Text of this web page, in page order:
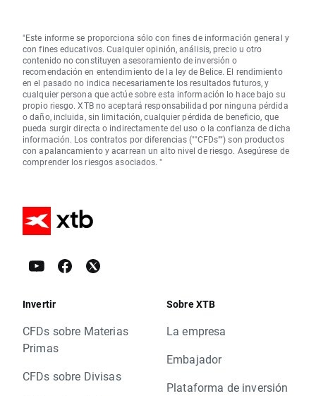
"Este informe se proporciona sólo con fines de información general y
con fines educativos. Cualquier opinión, análisis, precio u otro
contenido no constituyen asesoramiento de inversión o
recomendación en entendimiento de la ley de Belice. El rendimiento
en el pasado no indica necesariamente los resultados futuros, y
cualquier persona que actúe sobre esta información lo hace bajo su
propio riesgo. XTB no aceptará responsabilidad por ninguna pérdida
o daño, incluida, sin limitación, cualquier pérdida de beneficio, que
pueda surgir directa o indirectamente del uso o la confianza de dicha
información. Los contratos por diferencias (""CFDs"") son productos
con apalancamiento y acarrean un alto nivel de riesgo. Asegúrese de
comprender los riesgos asociados. "
Invertir
CFDs sobre Materias
Primas
CFDs sobre Divisas
Sobre XTB
La empresa
Embajador
Plataforma de inversión